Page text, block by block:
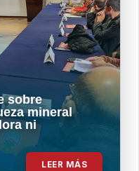
sobre
mineral
ni
LEER MÁS